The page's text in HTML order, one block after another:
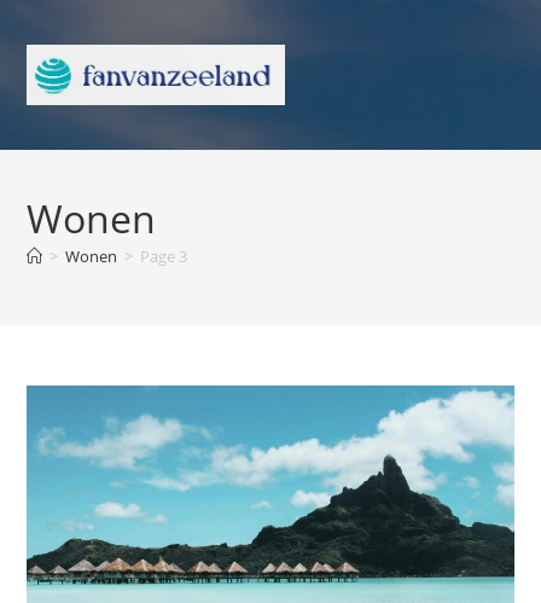
Wonen
> Wonen > Page 3